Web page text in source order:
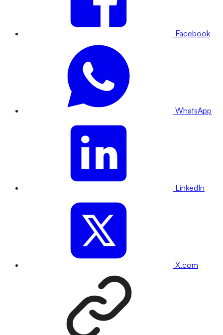
Facebook
WhatsApp
LinkedIn
X.com